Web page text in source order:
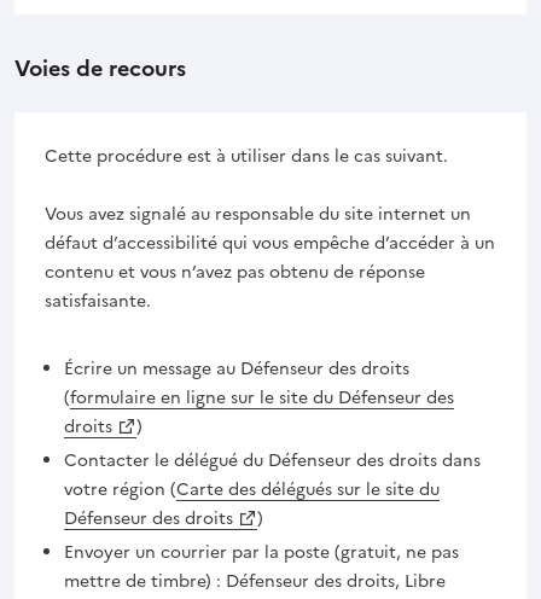
Voies de recours
Cette procédure est à utiliser dans le cas suivant.
Vous avez signalé au responsable du site internet un
défaut d’accessibilité qui vous empêche d’accéder à un
contenu et vous n’avez pas obtenu de réponse
satisfaisante.
Écrire un message au Défenseur des droits
(formulaire en ligne sur le site du Défenseur des
droits
)
Contacter le délégué du Défenseur des droits dans
votre région (Carte des délégués sur le site du
Défenseur des droits
)
Envoyer un courrier par la poste (gratuit, ne pas
mettre de timbre) : Défenseur des droits, Libre